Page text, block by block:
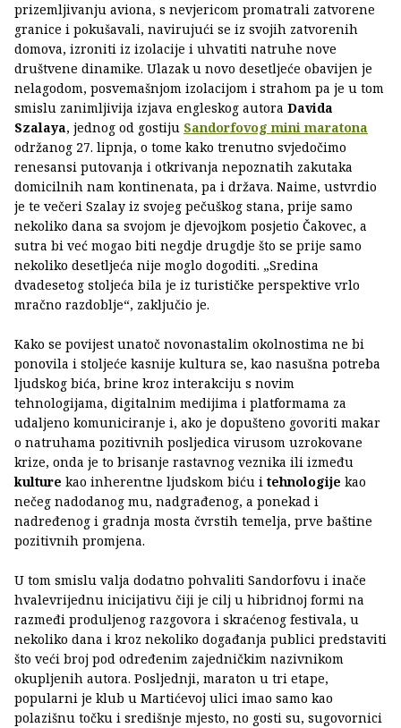
prizemljivanju aviona, s nevjericom promatrali zatvorene
granice i pokušavali, navirujući se iz svojih zatvorenih
domova, izroniti iz izolacije i uhvatiti natruhe nove
društvene dinamike. Ulazak u novo desetljeće obavijen je
nelagodom, posvemašnjom izolacijom i strahom pa je u tom
smislu zanimljivija izjava engleskog autora Davida
Szalaya, jednog od gostiju Sandorfovog mini maratona
održanog 27. lipnja, o tome kako trenutno svjedočimo
renesansi putovanja i otkrivanja nepoznatih zakutaka
domicilnih nam kontinenata, pa i država. Naime, ustvrdio
je te večeri Szalay iz svojeg pečuškog stana, prije samo
nekoliko dana sa svojom je djevojkom posjetio Čakovec, a
sutra bi već mogao biti negdje drugdje što se prije samo
nekoliko desetljeća nije moglo dogoditi. „Sredina
dvadesetog stoljeća bila je iz turističke perspektive vrlo
mračno razdoblje“, zaključio je.
Kako se povijest unatoč novonastalim okolnostima ne bi
ponovila i stoljeće kasnije kultura se, kao nasušna potreba
ljudskog bića, brine kroz interakciju s novim
tehnologijama, digitalnim medijima i platformama za
udaljeno komuniciranje i, ako je dopušteno govoriti makar
o natruhama pozitivnih posljedica virusom uzrokovane
krize, onda je to brisanje rastavnog veznika ili između
kulture kao inherentne ljudskom biću i tehnologije kao
nečeg nadodanog mu, nadgrađenog, a ponekad i
nadređenog i gradnja mosta čvrstih temelja, prve baštine
pozitivnih promjena.
U tom smislu valja dodatno pohvaliti Sandorfovu i inače
hvalevrijednu inicijativu čiji je cilj u hibridnoj formi na
razmeđi produljenog razgovora i skraćenog festivala, u
nekoliko dana i kroz nekoliko događanja publici predstaviti
što veći broj pod određenim zajedničkim nazivnikom
okupljenih autora. Posljednji, maraton u tri etape,
popularni je klub u Martićevoj ulici imao samo kao
polazišnu točku i središnje mjesto, no gosti su, sugovornici